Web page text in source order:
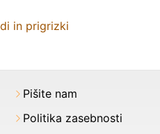
in prigrizki
Pišite nam
Politika zasebnosti